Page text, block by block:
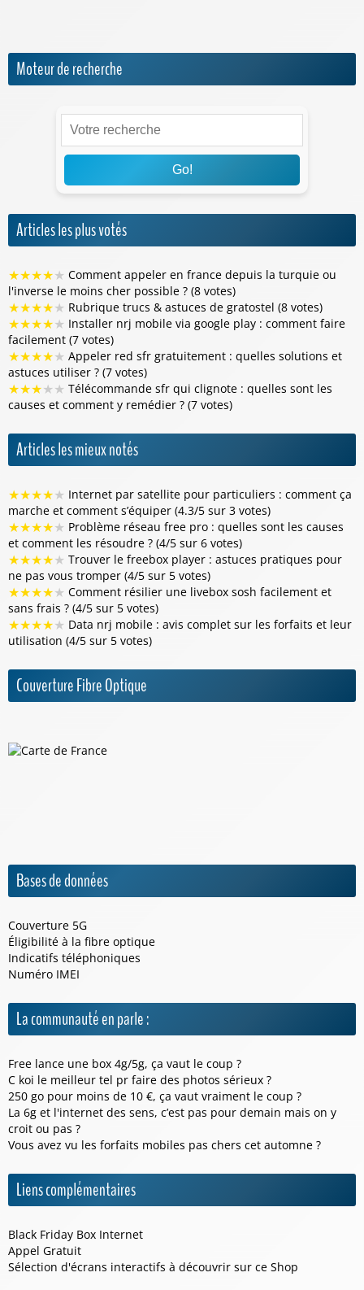
Moteur de recherche
Go!
Articles les plus votés
★★★★★ Comment appeler en france depuis la turquie ou
l'inverse le moins cher possible ? (8 votes)
★★★★★ Rubrique trucs & astuces de gratostel (8 votes)
★★★★★ Installer nrj mobile via google play : comment faire
facilement (7 votes)
★★★★★ Appeler red sfr gratuitement : quelles solutions et
astuces utiliser ? (7 votes)
★★★★★ Télécommande sfr qui clignote : quelles sont les
causes et comment y remédier ? (7 votes)
Articles les mieux notés
★★★★★ Internet par satellite pour particuliers : comment ça
marche et comment s’équiper (4.3/5 sur 3 votes)
★★★★★ Problème réseau free pro : quelles sont les causes
et comment les résoudre ? (4/5 sur 6 votes)
★★★★★ Trouver le freebox player : astuces pratiques pour
ne pas vous tromper (4/5 sur 5 votes)
★★★★★ Comment résilier une livebox sosh facilement et
sans frais ? (4/5 sur 5 votes)
★★★★★ Data nrj mobile : avis complet sur les forfaits et leur
utilisation (4/5 sur 5 votes)
Couverture Fibre Optique
Bases de données
Couverture 5G
Éligibilité à la fibre optique
Indicatifs téléphoniques
Numéro IMEI
La communauté en parle :
Free lance une box 4g/5g, ça vaut le coup ?
C koi le meilleur tel pr faire des photos sérieux ?
250 go pour moins de 10 €, ça vaut vraiment le coup ?
La 6g et l'internet des sens, c’est pas pour demain mais on y
croit ou pas ?
Vous avez vu les forfaits mobiles pas chers cet automne ?
Liens complémentaires
Black Friday Box Internet
Appel Gratuit
Sélection d'écrans interactifs à découvrir sur ce Shop